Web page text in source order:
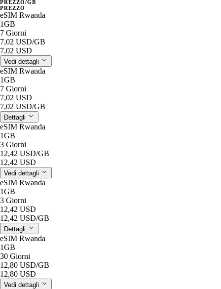
PREZZO/GB
PREZZO
eSIM Rwanda
1GB
7 Giorni
7,02 USD/GB
7,02 USD
Vedi dettagli
eSIM Rwanda
1GB
7 Giorni
7,02 USD
7,02 USD/GB
Dettagli
eSIM Rwanda
1GB
3 Giorni
12,42 USD/GB
12,42 USD
Vedi dettagli
eSIM Rwanda
1GB
3 Giorni
12,42 USD
12,42 USD/GB
Dettagli
eSIM Rwanda
1GB
30 Giorni
12,80 USD/GB
12,80 USD
Vedi dettagli